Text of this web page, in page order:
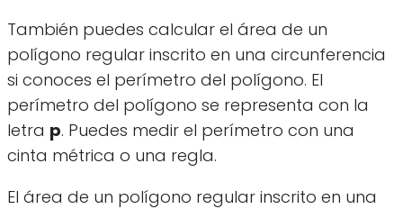
También puedes calcular el área de un
polígono regular inscrito en una circunferencia
si conoces el perímetro del polígono. El
perímetro del polígono se representa con la
letra p. Puedes medir el perímetro con una
cinta métrica o una regla.
El área de un polígono regular inscrito en una